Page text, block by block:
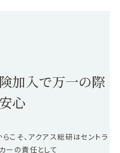
加入で万一の際
心
こそ、アクアス総研はセントラ
ーの責任として